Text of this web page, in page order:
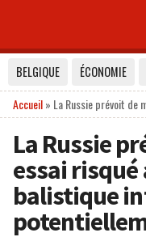
BELGIQUE ÉCONOMIE
Accueil» La Russie prévoit de
La Russie
essai
balistique